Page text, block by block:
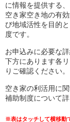
に情報を提供する、
空き家空き地の有
び地域活性を目的と
度です。
お申込みに必要な詳
下方にあります各リ
りご確認ください。
空き家の利活用に
補助制度について